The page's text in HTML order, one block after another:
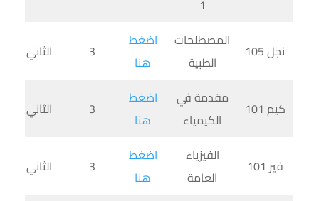
1
نجل 105
المصطلحات
الطبية
اضغط
هنا
3 الثاني
كيم 101
مقدمة في
الكيمياء
اضغط
هنا
3 الثاني
فيز 101
الفيزياء
العامة
اضغط
هنا
3 الثاني